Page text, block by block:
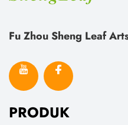
Fu Zhou Sheng Leaf
PRODUK